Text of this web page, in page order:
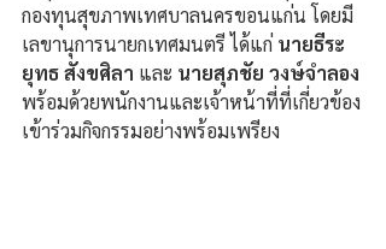
กองทุนสุขภาพเทศบาลนครขอนแก่น โดยมี
เลขานุการนายกเทศมนตรี ได้แก่ นายธีระ
ยุทธ สังขศิลา และ นายสุภชัย วงษ์จำลอง
พร้อมด้วยพนักงานและเจ้าหน้าที่ที่เกี่ยวข้อง
เข้าร่วมกิจกรรมอย่างพร้อมเพรียง